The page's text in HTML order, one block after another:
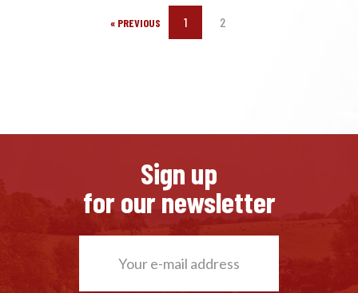
« PREVIOUS 1 2
Sign up
for our newsletter